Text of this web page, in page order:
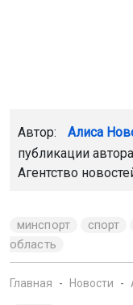
Автор: Алиса
публикации автора
Агентство
минспорт спорт
область
Главная Новости